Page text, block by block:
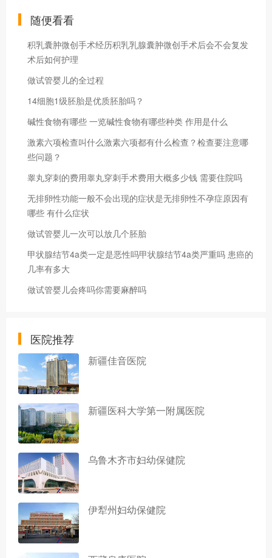
随便看看
积乳囊肿微创手术经历积乳乳腺囊肿微创手术后会不会复发
术后如何护理
做试管婴儿的全过程
14细胞1级胚胎是优质胚胎吗？
碱性食物有哪些 一览碱性食物有哪些种类 作用是什么
激素六项检查叫什么激素六项都有什么检查？检查要注意哪
些问题？
睾丸穿刺的费用睾丸穿刺手术费用大概多少钱 需要住院吗
无排卵性功能一般不会出现的症状是无排卵性不孕症原因有
哪些 有什么症状
做试管婴儿一次可以放几个胚胎
甲状腺结节4a类一定是恶性吗甲状腺结节4a类严重吗 患癌的
几率有多大
做试管婴儿会疼吗你需要麻醉吗
医院推荐
新疆佳音医院
新疆医科大学第一附属医院
乌鲁木齐市妇幼保健院
伊犁州妇幼保健院